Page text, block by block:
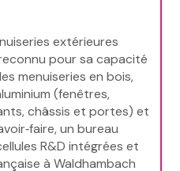
extérieures
pour sa capacité
menuiseries en bois,
(fenêtres,
châssis et portes) et
un bureau
R&D intégrées et
à Waldhambach